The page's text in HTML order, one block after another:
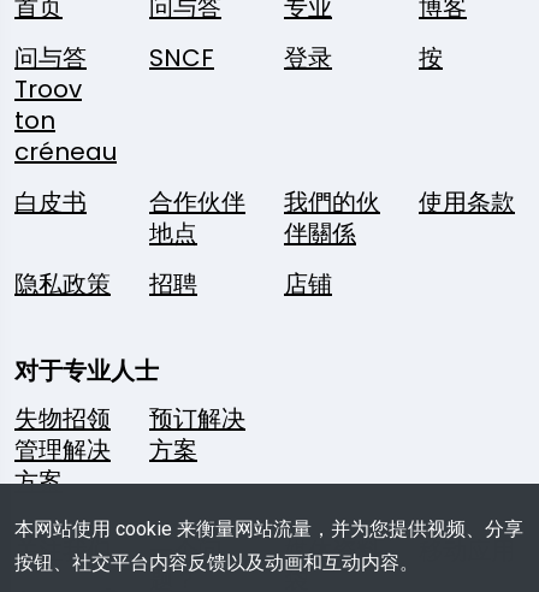
首页
问与答 专业
博客
问与答
Troov
ton
créneau
SNCF 登录 按
白皮书
合作伙伴
地点
我們的伙
伴關係
使用条款
隐私政策 招聘 店铺
对于专业人士
失物招领
管理解决
方案
预订解决
方案
关注我们
一个问
题？
媒体资料
袋
本网站使用 cookie 来衡量网站流量，并为您提供视频、分享
按钮、社交平台内容反馈以及动画和互动内容。